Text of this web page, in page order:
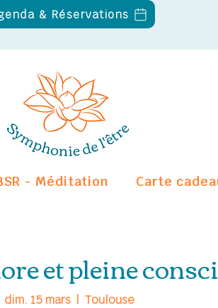
& Réservations
- Méditation Carte
et pleine
dim. 15 mars
  |
Toulouse